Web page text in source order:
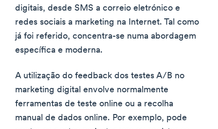
digitais, desde SMS a correio eletrónico e
redes sociais a marketing na Internet. Tal como
já foi referido, concentra-se numa abordagem
específica e moderna.
A utilização do feedback dos testes A/B no
marketing digital envolve normalmente
ferramentas de teste online ou a recolha
manual de dados online. Por exemplo, pode